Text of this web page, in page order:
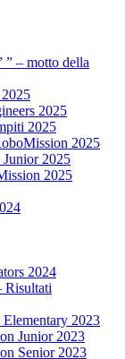
” – motto della
2025
2025
2025
2025
2025
2024
Risultati
2023
Junior 2023
Senior 2023